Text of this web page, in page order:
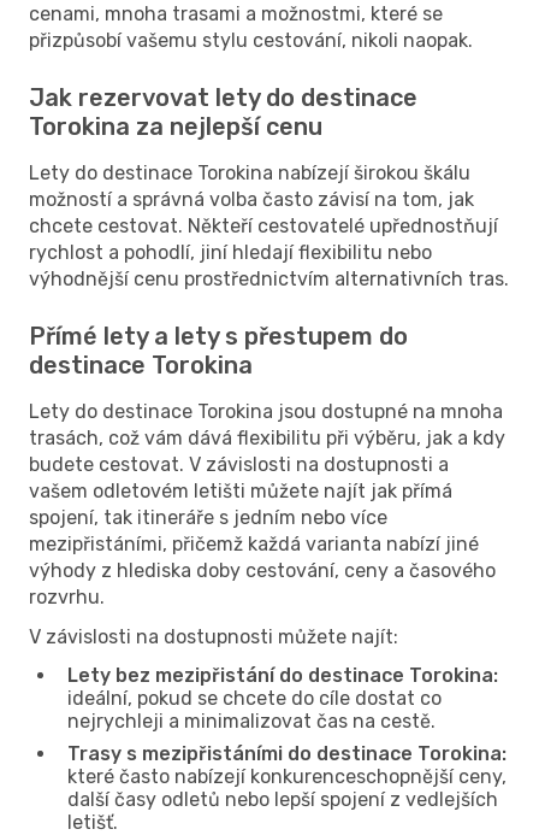
cenami, mnoha trasami a možnostmi, které se
přizpůsobí vašemu stylu cestování, nikoli naopak.
Jak rezervovat lety do destinace
Torokina za nejlepší cenu
Lety do destinace Torokina nabízejí širokou škálu
možností a správná volba často závisí na tom, jak
chcete cestovat. Někteří cestovatelé upřednostňují
rychlost a pohodlí, jiní hledají flexibilitu nebo
výhodnější cenu prostřednictvím alternativních tras.
Přímé lety a lety s přestupem do
destinace Torokina
Lety do destinace Torokina jsou dostupné na mnoha
trasách, což vám dává flexibilitu při výběru, jak a kdy
budete cestovat. V závislosti na dostupnosti a
vašem odletovém letišti můžete najít jak přímá
spojení, tak itineráře s jedním nebo více
mezipřistáními, přičemž každá varianta nabízí jiné
výhody z hlediska doby cestování, ceny a časového
rozvrhu.
V závislosti na dostupnosti můžete najít:
Lety bez mezipřistání do destinace Torokina:
ideální, pokud se chcete do cíle dostat co
nejrychleji a minimalizovat čas na cestě.
Trasy s mezipřistáními do destinace Torokina:
které často nabízejí konkurenceschopnější ceny,
další časy odletů nebo lepší spojení z vedlejších
letišť.